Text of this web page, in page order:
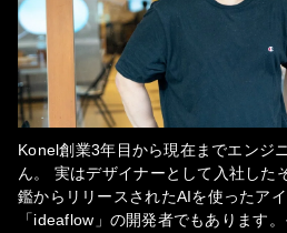
Konel創業3年目から現在までエンジ
ん。 実はデザイナーとして入社した
鑑からリリースされたAIを使ったア
「ideaflow」の開発者でもあります